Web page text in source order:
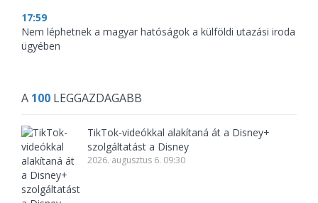
17:59
Nem léphetnek a magyar hatóságok a külföldi utazási iroda
ügyében
A 100 LEGGAZDAGABB
TikTok-videókkal alakítaná át a Disney+
szolgáltatást a Disney
2026. augusztus 6. 09:30